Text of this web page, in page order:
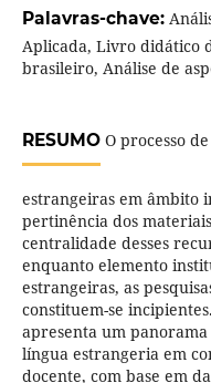
Palavras-chave:
Aplicada, Livro didático
brasileiro, Análise de
RESUMOO processo
estrangeiras em âmbito
pertinência dos
centralidade desses
enquanto elemento
estrangeiras, as
constituem-se
apresenta um
língua estrangeria em
docente, com base em